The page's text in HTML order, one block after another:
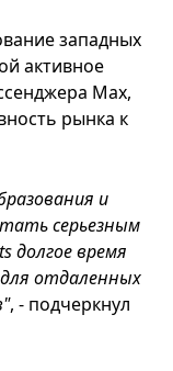
западных
активное
Max,
рынка к
и
серьезным
долгое время
отдаленных
, - подчеркнул